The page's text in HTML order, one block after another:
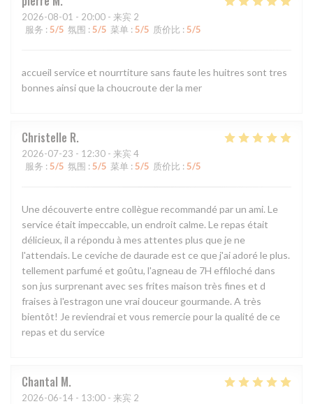
2026-08-01 - 20:00 - 来宾 2
服务 : 5/5 氛围 : 5/5 菜单 : 5/5 质价比 : 5/5
accueil service et nourrtiture sans faute les huitres sont tres
bonnes ainsi que la choucroute der la mer
Christelle R
2026-07-23 - 12:30 - 来宾 4
服务 : 5/5 氛围 : 5/5 菜单 : 5/5 质价比 : 5/5
Une découverte entre collègue recommandé par un ami. Le
service était impeccable, un endroit calme. Le repas était
délicieux, il a répondu à mes attentes plus que je ne
l'attendais. Le ceviche de daurade est ce que j'ai adoré le plus.
tellement parfumé et goûtu, l'agneau de 7H effiloché dans
son jus surprenant avec ses frites maison très fines et d
fraises à l'estragon une vrai douceur gourmande. A très
bientôt! Je reviendrai et vous remercie pour la qualité de ce
repas et du service
Chantal M
2026-06-14 - 13:00 - 来宾 2